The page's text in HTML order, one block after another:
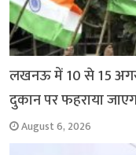
लखनऊ में 10 से 15
दुकान पर फहराया
August 6, 2026